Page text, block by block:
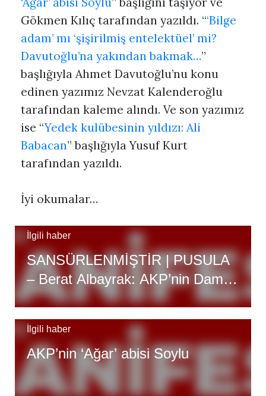
Gökmen Kılıç tarafından yazıldı. “‘Bilge
adam’ mı ‘şişirilmiş entelektüel’ mi?
Davutoğlu’na yakından bakmak…”
başlığıyla Ahmet Davutoğlu’nu konu
edinen yazımız Nevzat Kalenderoğlu
tarafından kaleme alındı. Ve son yazımız
ise “Yedek kulübesinin yıldızı: Ali
Babacan” başlığıyla Yusuf Kurt
tarafından yazıldı.
İyi okumalar…
İlgili haber
SANSÜRLENMİŞTİR | PUSULA
– Berat Albayrak: AKP’nin Damat
Ferit’i mi
İlgili haber
AKP’nin ‘Ağar’ abisi Soylu